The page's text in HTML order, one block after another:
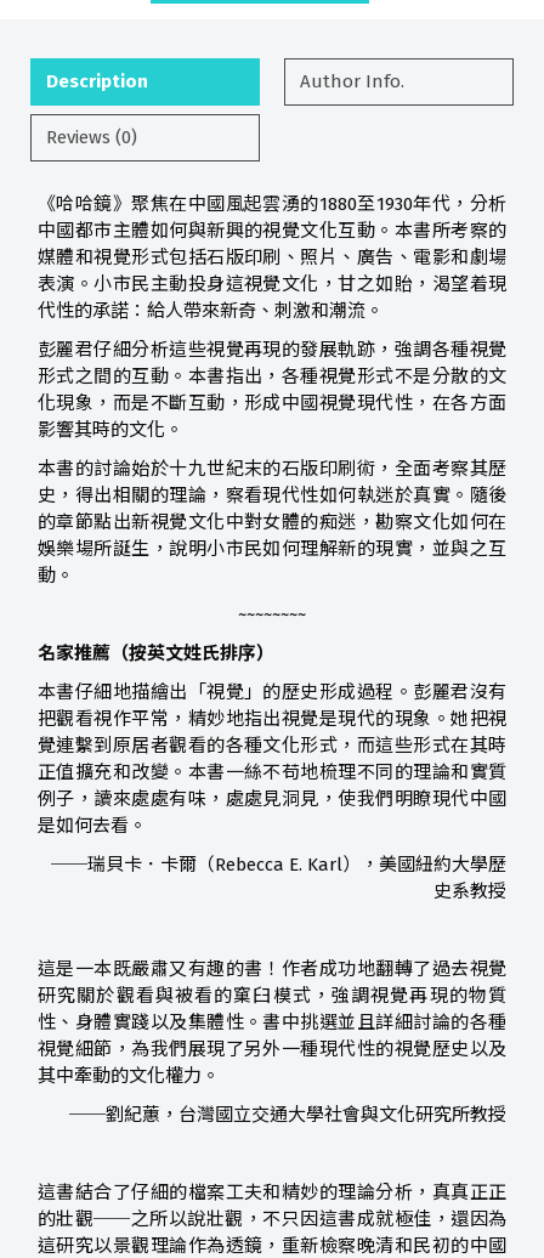
Description Author Info.
Reviews (0)
《哈哈鏡》聚焦在中國風起雲湧的1880至1930年代，分析
中國都市主體如何與新興的視覺文化互動。本書所考察的
媒體和視覺形式包括石版印刷、照片、廣告、電影和劇場
表演。小市民主動投身這視覺文化，甘之如貽，渴望着現
代性的承諾：給人帶來新奇、刺激和潮流。
彭麗君仔細分析這些視覺再現的發展軌跡，強調各種視覺
形式之間的互動。本書指出，各種視覺形式不是分散的文
化現象，而是不斷互動，形成中國視覺現代性，在各方面
影響其時的文化。
本書的討論始於十九世紀末的石版印刷術，全面考察其歷
史，得出相關的理論，察看現代性如何執迷於真實。隨後
的章節點出新視覺文化中對女體的痴迷，勘察文化如何在
娛樂場所誕生，說明小市民如何理解新的現實，並與之互
動。
~~~~~~~~
名家推薦（按英文姓氏排序）
本書仔細地描繪出「視覺」的歷史形成過程。彭麗君沒有
把觀看視作平常，精妙地指出視覺是現代的現象。她把視
覺連繫到原居者觀看的各種文化形式，而這些形式在其時
正值擴充和改變。本書一絲不苟地梳理不同的理論和實質
例子，讀來處處有味，處處見洞見，使我們明瞭現代中國
是如何去看。
──瑞貝卡．卡爾（Rebecca E. Karl），美國紐約大學歷
史系教授
這是一本既嚴肅又有趣的書！作者成功地翻轉了過去視覺
研究關於觀看與被看的窠臼模式，強調視覺再現的物質
性、身體實踐以及集體性。書中挑選並且詳細討論的各種
視覺細節，為我們展現了另外一種現代性的視覺歷史以及
其中牽動的文化權力。
──劉紀蕙，台灣國立交通大學社會與文化研究所教授
這書結合了仔細的檔案工夫和精妙的理論分析，真真正正
的壯觀──之所以說壯觀，不只因這書成就極佳，還因為
這研究以景觀理論作為透鏡，重新檢察晚清和民初的中國